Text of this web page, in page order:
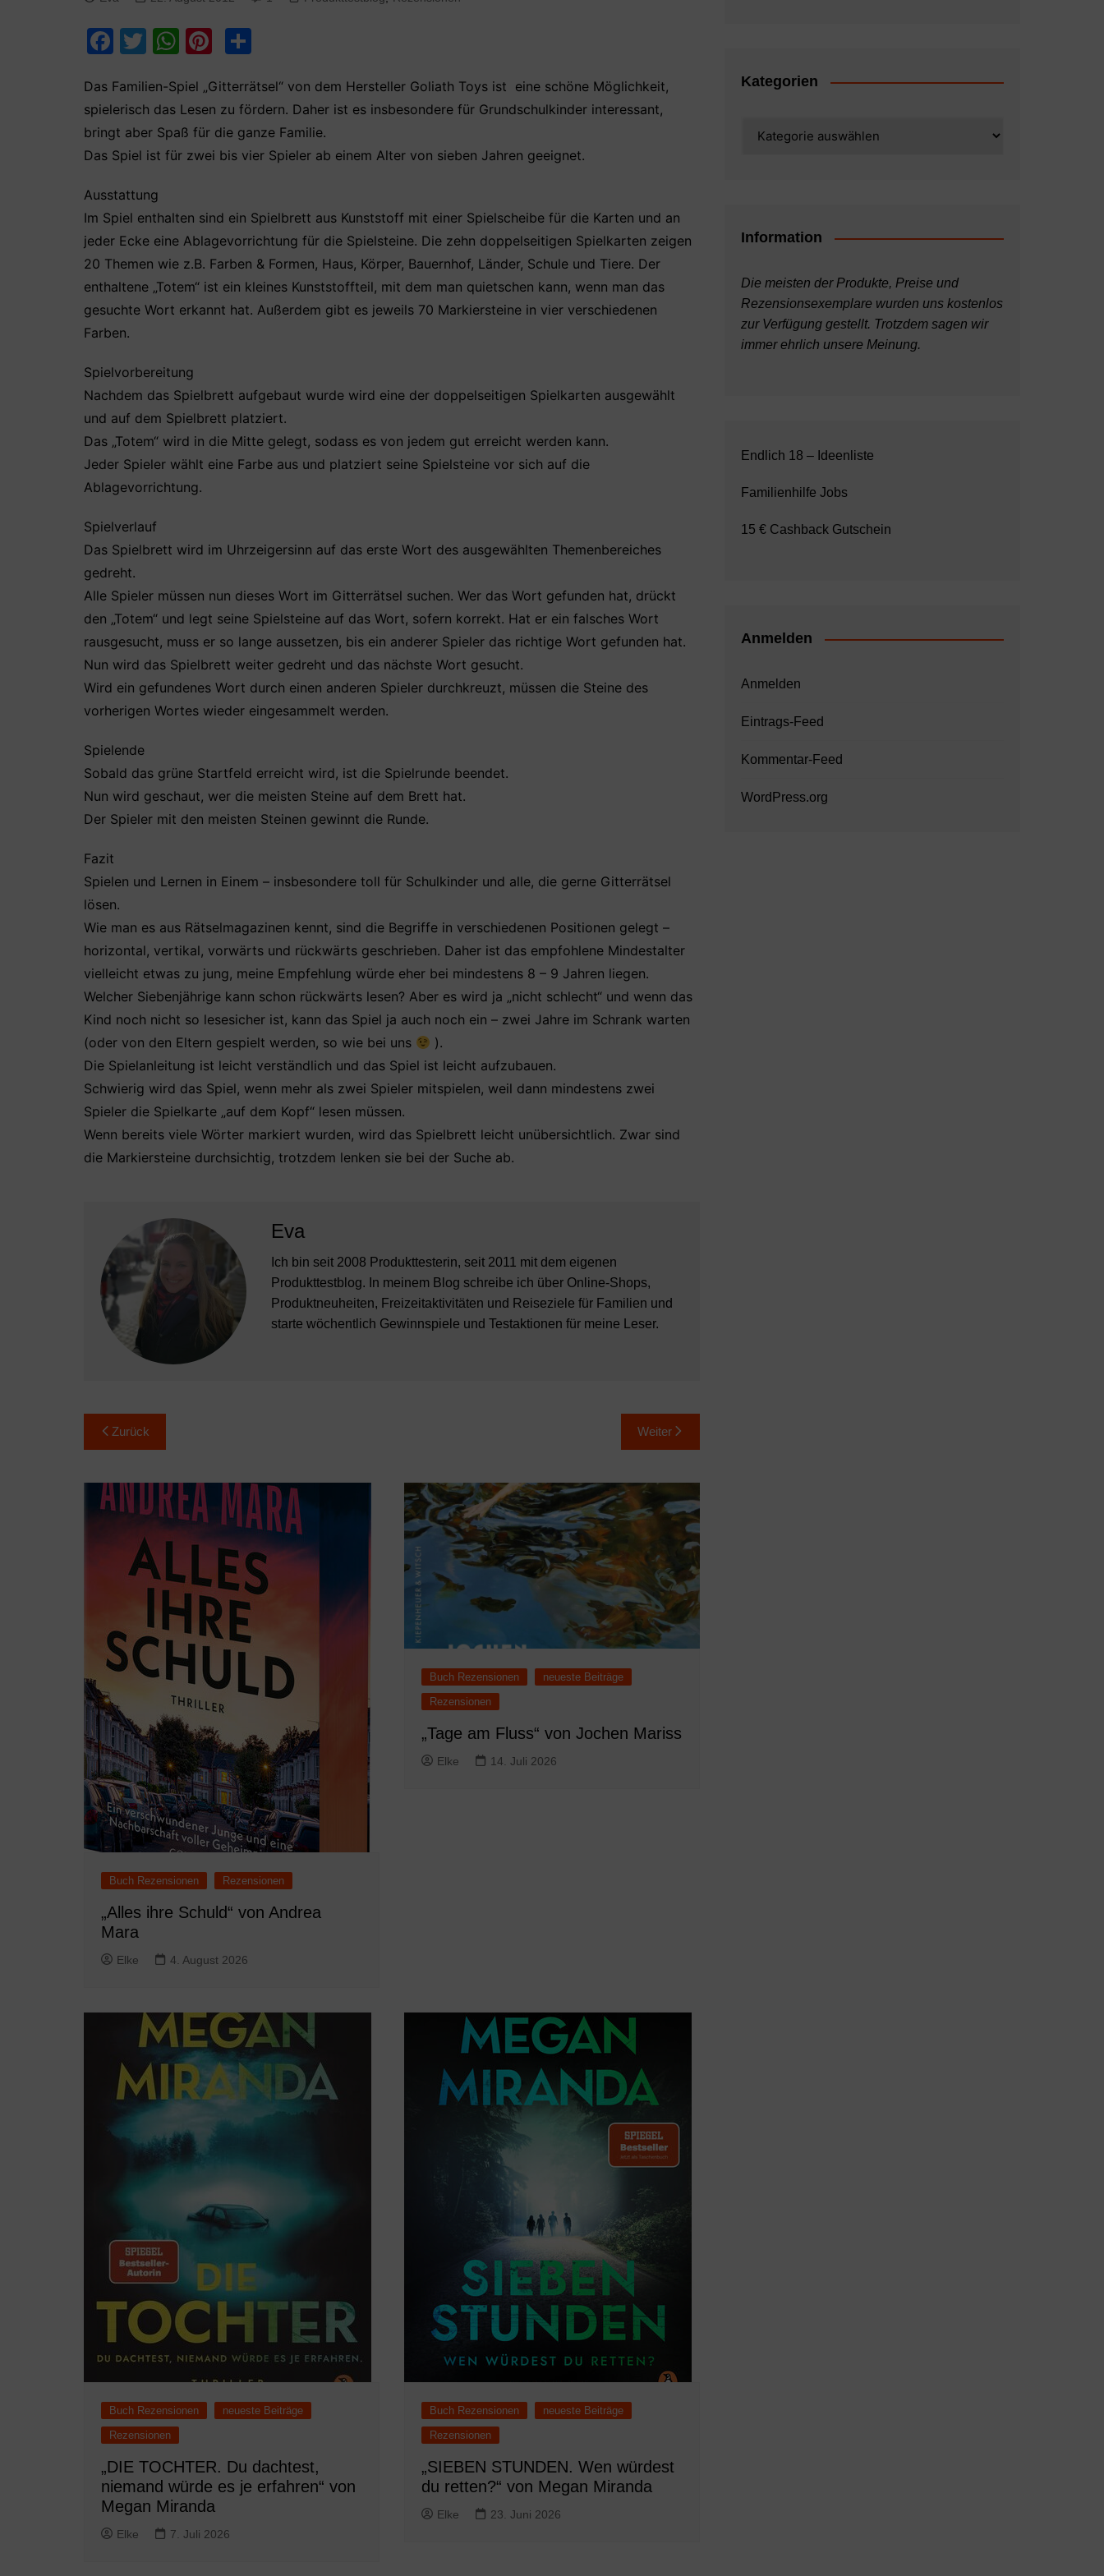
F
c
e
b
o
o
k
T
itt
er
W
at
s
A
Pi
er
e
st
le
n
Das Familien-Spiel „Gitterrätsel“ von dem Hersteller Goliath Toys ist eine schöne Möglichkeit,
spielerisch das Lesen zu fördern. Daher ist es insbesondere für Grundschulkinder interessant,
bringt aber Spaß für die ganze Familie.
Das Spiel ist für zwei bis vier Spieler ab einem Alter von sieben Jahren geeignet.
Ausstattung
Im Spiel enthalten sind ein Spielbrett aus Kunststoff mit einer Spielscheibe für die Karten und an
jeder Ecke eine Ablagevorrichtung für die Spielsteine. Die zehn doppelseitigen Spielkarten zeigen
20 Themen wie z.B. Farben & Formen, Haus, Körper, Bauernhof, Länder, Schule und Tiere. Der
enthaltene „Totem“ ist ein kleines Kunststoffteil, mit dem man quietschen kann, wenn man das
gesuchte Wort erkannt hat. Außerdem gibt es jeweils 70 Markiersteine in vier verschiedenen
Farben.
Spielvorbereitung
Nachdem das Spielbrett aufgebaut wurde wird eine der doppelseitigen Spielkarten ausgewählt
und auf dem Spielbrett platziert.
Das „Totem“ wird in die Mitte gelegt, sodass es von jedem gut erreicht werden kann.
Jeder Spieler wählt eine Farbe aus und platziert seine Spielsteine vor sich auf die
Ablagevorrichtung.
Spielverlauf
Das Spielbrett wird im Uhrzeigersinn auf das erste Wort des ausgewählten Themenbereiches
gedreht.
Alle Spieler müssen nun dieses Wort im Gitterrätsel suchen. Wer das Wort gefunden hat, drückt
den „Totem“ und legt seine Spielsteine auf das Wort, sofern korrekt. Hat er ein falsches Wort
rausgesucht, muss er so lange aussetzen, bis ein anderer Spieler das richtige Wort gefunden hat.
Nun wird das Spielbrett weiter gedreht und das nächste Wort gesucht.
Wird ein gefundenes Wort durch einen anderen Spieler durchkreuzt, müssen die Steine des
vorherigen Wortes wieder eingesammelt werden.
Spielende
Sobald das grüne Startfeld erreicht wird, ist die Spielrunde beendet.
Nun wird geschaut, wer die meisten Steine auf dem Brett hat.
Der Spieler mit den meisten Steinen gewinnt die Runde.
Fazit
Spielen und Lernen in Einem – insbesondere toll für Schulkinder und alle, die gerne Gitterrätsel
lösen.
Wie man es aus Rätselmagazinen kennt, sind die Begriffe in verschiedenen Positionen gelegt –
horizontal, vertikal, vorwärts und rückwärts geschrieben. Daher ist das empfohlene Mindestalter
vielleicht etwas zu jung, meine Empfehlung würde eher bei mindestens 8 – 9 Jahren liegen.
Welcher Siebenjährige kann schon rückwärts lesen? Aber es wird ja „nicht schlecht“ und wenn das
Kind noch nicht so lesesicher ist, kann das Spiel ja auch noch ein – zwei Jahre im Schrank warten
(oder von den Eltern gespielt werden, so wie bei uns
).
Die Spielanleitung ist leicht verständlich und das Spiel ist leicht aufzubauen.
Schwierig wird das Spiel, wenn mehr als zwei Spieler mitspielen, weil dann mindestens zwei
Spieler die Spielkarte „auf dem Kopf“ lesen müssen.
Wenn bereits viele Wörter markiert wurden, wird das Spielbrett leicht unübersichtlich. Zwar sind
die Markiersteine durchsichtig, trotzdem lenken sie bei der Suche ab.
Eva
Ich bin seit 2008 Produkttesterin, seit 2011 mit dem eigenen
Produkttestblog. In meinem Blog schreibe ich über Online-Shops,
Produktneuheiten, Freizeitaktivitäten und Reiseziele für Familien und
starte wöchentlich Gewinnspiele und Testaktionen für meine Leser.
Beitragsnavigation
Zurück Weiter
Buch Rezensionen Rezensionen
„Alles ihre Schuld“ von Andrea
Mara
Elke 4. August 2026
Buch Rezensionen
neueste Beiträge
Rezensionen
„Tage am Fluss“ von Jochen Mariss
Elke 14. Juli 2026
Buch Rezensionen
neueste Beiträge
Rezensionen
„DIE TOCHTER. Du dachtest,
niemand würde es je erfahren“ von
Megan Miranda
Elke 7. Juli 2026
Buch Rezensionen
neueste Beiträge
Rezensionen
„SIEBEN STUNDEN. Wen würdest
du retten?“ von Megan Miranda
Elke 23. Juni 2026
Kategorien
Information
Die meisten der Produkte, Preise und
Rezensionsexemplare wurden uns kostenlos
zur Verfügung gestellt. Trotzdem sagen wir
immer ehrlich unsere Meinung.
Endlich 18 – Ideenliste
Familienhilfe Jobs
15 € Cashback Gutschein
Anmelden
Anmelden
Eintrags-Feed
Kommentar-Feed
WordPress.org